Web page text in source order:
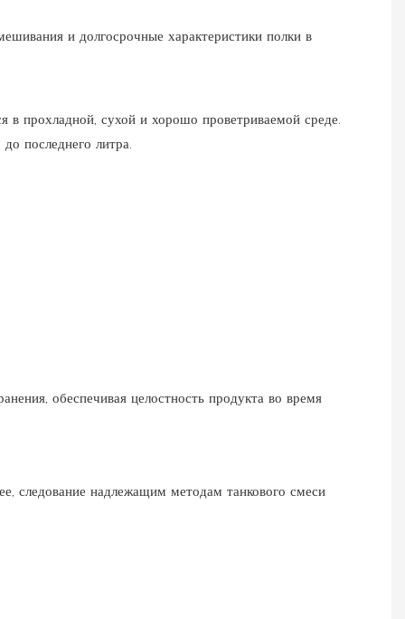
и долгосрочные характеристики полки в
в прохладной, сухой и хорошо проветриваемой среде.
последнего литра.
обеспечивая целостность продукта во время
следование надлежащим методам танкового смеси